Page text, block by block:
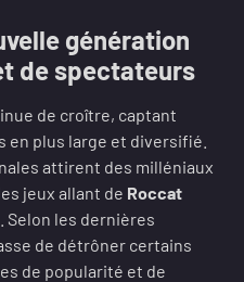
génération
de spectateurs
de croître, captant
en plus large et diversifié.
attirent des milléniaux
jeux allant de Roccat
Selon les dernières
de détrôner certains
de popularité et de